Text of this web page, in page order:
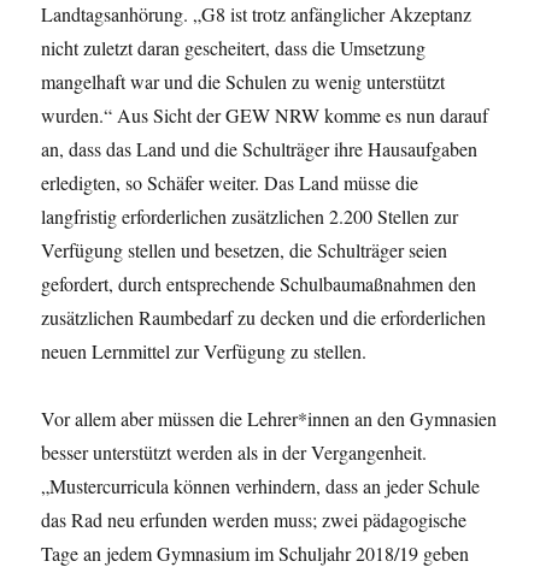
Landtagsanhörung. „G8 ist trotz anfänglicher Akzeptanz
nicht zuletzt daran gescheitert, dass die Umsetzung
mangelhaft war und die Schulen zu wenig unterstützt
wurden.“ Aus Sicht der GEW NRW komme es nun darauf
an, dass das Land und die Schulträger ihre Hausaufgaben
erledigten, so Schäfer weiter. Das Land müsse die
langfristig erforderlichen zusätzlichen 2.200 Stellen zur
Verfügung stellen und besetzen, die Schulträger seien
gefordert, durch entsprechende Schulbaumaßnahmen den
zusätzlichen Raumbedarf zu decken und die erforderlichen
neuen Lernmittel zur Verfügung zu stellen.
Vor allem aber müssen die Lehrer*innen an den Gymnasien
besser unterstützt werden als in der Vergangenheit.
„Mustercurricula können verhindern, dass an jeder Schule
das Rad neu erfunden werden muss; zwei pädagogische
Tage an jedem Gymnasium im Schuljahr 2018/19 geben